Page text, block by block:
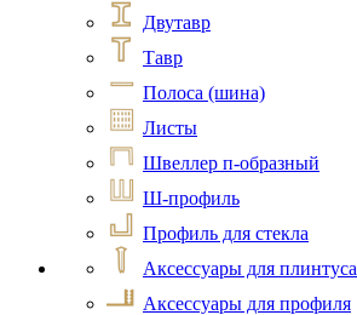
Двутавр
Тавр
Полоса (шина)
Листы
Швеллер п-образный
Ш-профиль
Профиль для стекла
Аксессуары для плинтуса
Аксессуары для профиля